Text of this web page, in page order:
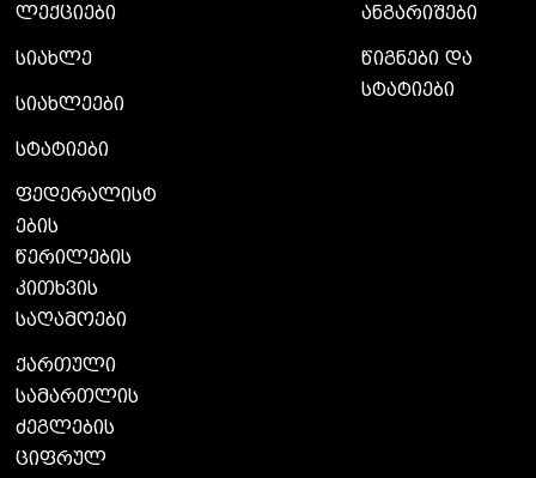
ლექციები
სიახლე
სიახლეები
სტატიები
ფედერალისტ
ების
წერილების
კითხვის
საღამოები
ქართული
სამართლის
ძეგლების
ციფრულ
ანგარიშები
წიგნები და
სტატიები